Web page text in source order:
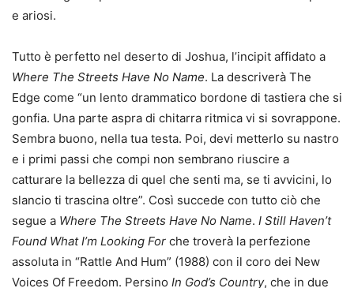
e ariosi.
Tutto è perfetto nel deserto di Joshua, l’incipit affidato a
Where The Streets Have No Name. La descriverà The
Edge come “un lento drammatico bordone di tastiera che si
gonfia. Una parte aspra di chitarra ritmica vi si sovrappone.
Sembra buono, nella tua testa. Poi, devi metterlo su nastro
e i primi passi che compi non sembrano riuscire a
catturare la bellezza di quel che senti ma, se ti avvicini, lo
slancio ti trascina oltre”. Così succede con tutto ciò che
segue a Where The Streets Have No Name. I Still Haven’t
Found What I’m Looking For che troverà la perfezione
assoluta in “Rattle And Hum” (1988) con il coro dei New
Voices Of Freedom. Persino In God’s Country, che in due